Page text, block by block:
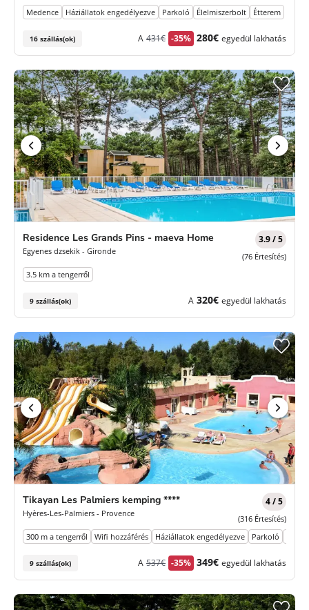
Medence
Háziállatok engedélyezve Parkoló Élelmiszerbolt Étterem
16 szállás(ok) A Korábbi
431€ -35% Új
280€ egyedül lakhatás
Residence Les Grands Pins - maeva Home
Egyenes dzsekik - Gironde
3.9 / 5
(76 Értesítés)
3.5 km a tengerről
9 szállás(ok) A 320€ egyedül lakhatás
Tikayan Les Palmiers kemping ****
Hyères-Les-Palmiers - Provence
4 / 5
(316 Értesítés)
300 m a tengerről
Wifi hozzáférés Háziállatok engedélyezve Parkoló
9 szállás(ok) A Korábbi
537€ -35% Új
349€ egyedül lakhatás